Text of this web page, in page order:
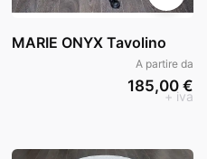
MARIE ONYX Tavolino
A partire da
185,00 €
+ iva